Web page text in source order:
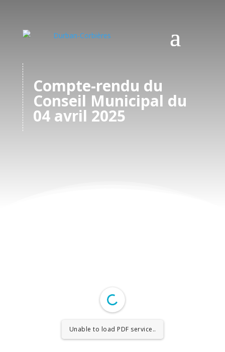
Compte-rendu du
Conseil Municipal du
04 avril 2025
Unable to load PDF service..